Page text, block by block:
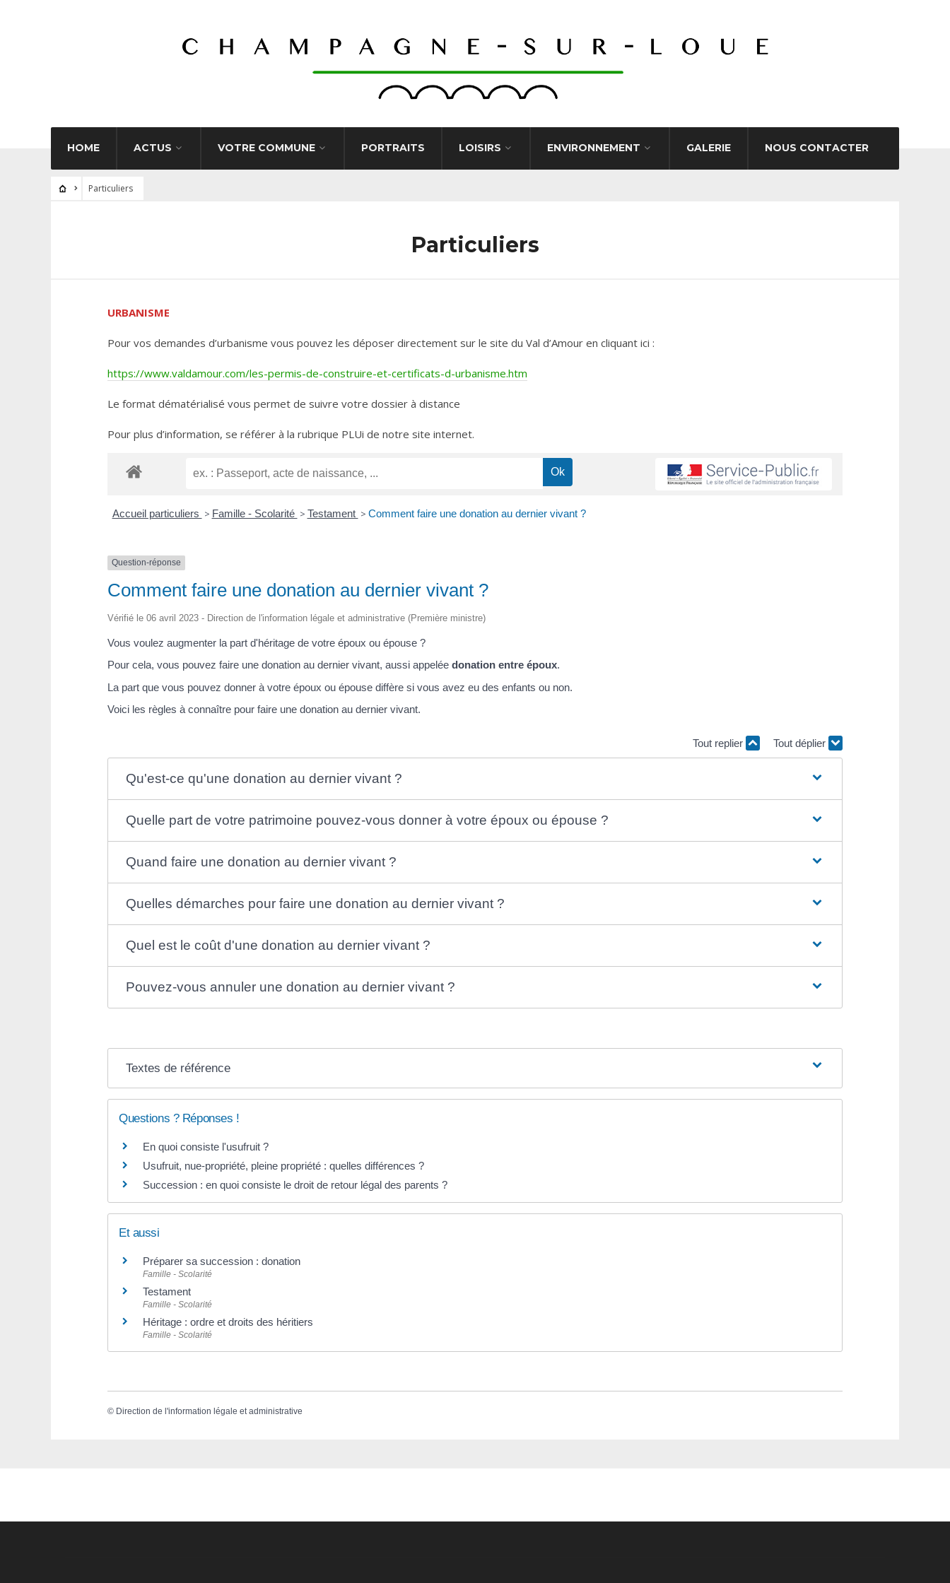
HOME ACTUS VOTRE COMMUNE PORTRAITS LOISIRS ENVIRONNEMENT GALERIE NOUS CONTACTER
Particuliers
Particuliers
URBANISME
Pour vos demandes d’urbanisme vous pouvez les déposer directement sur le site du Val d’Amour en cliquant ici :
https://www.valdamour.com/les-permis-de-construire-et-certificats-d-urbanisme.htm
Le format dématérialisé vous permet de suivre votre dossier à distance
Pour plus d’information, se référer à la rubrique PLUi de notre site internet.
Accueil particuliers > Famille - Scolarité > Testament > Comment faire une donation au dernier vivant ?
Question-réponse
Comment faire une donation au dernier vivant ?
Vérifié le 06 avril 2023 - Direction de l'information légale et administrative (Première ministre)
Vous voulez augmenter la part d'héritage de votre époux ou épouse ?
Pour cela, vous pouvez faire une donation au dernier vivant, aussi appelée donation entre époux.
La part que vous pouvez donner à votre époux ou épouse diffère si vous avez eu des enfants ou non.
Voici les règles à connaître pour faire une donation au dernier vivant.
Tout replier Tout déplier
Qu'est-ce qu'une donation au dernier vivant ?
Quelle part de votre patrimoine pouvez-vous donner à votre époux ou épouse ?
Quand faire une donation au dernier vivant ?
Quelles démarches pour faire une donation au dernier vivant ?
Quel est le coût d'une donation au dernier vivant ?
Pouvez-vous annuler une donation au dernier vivant ?
Textes de référence
Questions ? Réponses !
En quoi consiste l'usufruit ?
Usufruit, nue-propriété, pleine propriété : quelles différences ?
Succession : en quoi consiste le droit de retour légal des parents ?
Et aussi
Préparer sa succession : donation
Famille - Scolarité
Testament
Famille - Scolarité
Héritage : ordre et droits des héritiers
Famille - Scolarité
© Direction de l'information légale et administrative